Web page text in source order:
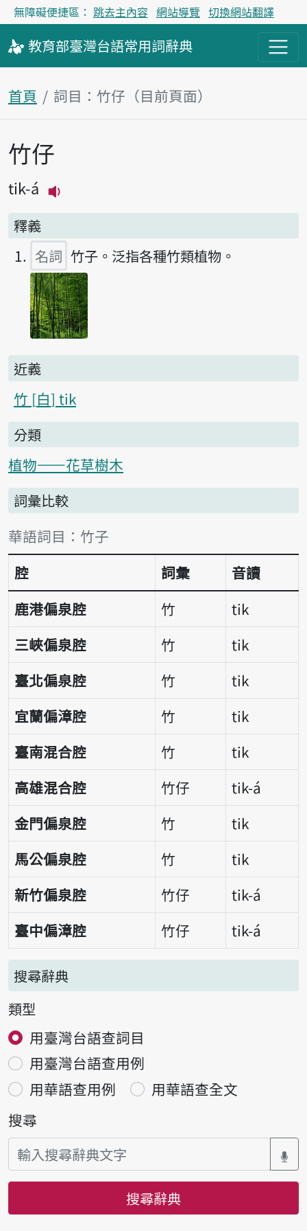
無障礙便捷區： 跳去主內容 網站導覽 切換網站翻譯
教育部臺灣台語常用詞辭典
首頁 詞目：竹仔（目前頁面）
主內容區塊
竹仔
tik-á
釋義
名詞 竹子。泛指各種竹類植物。
近義
竹 白 tik
分類
植物——花草樹木
詞彙比較
詞彙比較表
華語詞目：竹子
腔
詞彙
音讀
鹿港偏泉腔
竹
tik
三峽偏泉腔
竹
tik
臺北偏泉腔
竹
tik
宜蘭偏漳腔
竹
tik
臺南混合腔
竹
tik
高雄混合腔
竹仔
tik-á
金門偏泉腔
竹
tik
馬公偏泉腔
竹
tik
新竹偏泉腔
竹仔
tik-á
臺中偏漳腔
竹仔 tik-á
搜尋辭典
類型
用臺灣台語查詞目
用臺灣台語查用例
用華語查用例
用華語查全文
搜尋
搜尋辭典